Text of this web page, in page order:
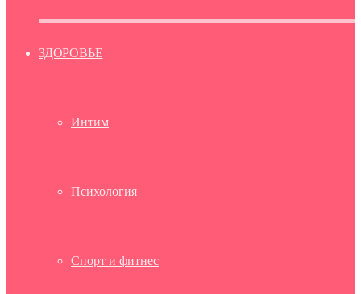
ЗДОРОВЬЕ
Интим
Психология
Спорт и фитнес